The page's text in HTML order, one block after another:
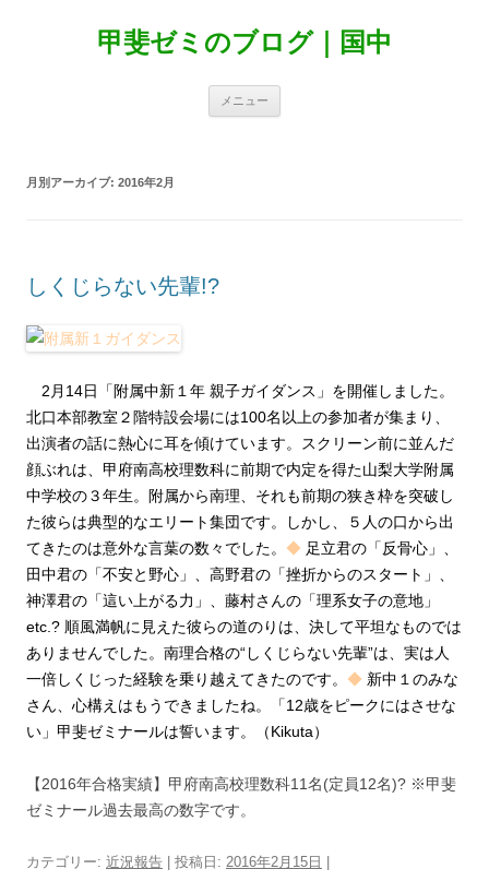
甲斐ゼミのブログ｜国中
メニュー
月別アーカイブ: 2016年2月
しくじらない先輩!?
2月14日「附属中新１年 親子ガイダンス」を開催しました。
北口本部教室２階特設会場には100名以上の参加者が集まり、
出演者の話に熱心に耳を傾けています。スクリーン前に並んだ
顔ぶれは、甲府南高校理数科に前期で内定を得た山梨大学附属
中学校の３年生。附属から南理、それも前期の狭き枠を突破し
た彼らは典型的なエリート集団です。しかし、５人の口から出
てきたのは意外な言葉の数々でした。 ◆ 足立君の「反骨心」、
田中君の「不安と野心」、高野君の「挫折からのスタート」、
神澤君の「這い上がる力」、藤村さんの「理系女子の意地」
etc.? 順風満帆に見えた彼らの道のりは、決して平坦なものでは
ありませんでした。南理合格の“しくじらない先輩”は、実は人
一倍しくじった経験を乗り越えてきたのです。 ◆ 新中１のみな
さん、心構えはもうできましたね。「12歳をピークにはさせな
い」甲斐ゼミナールは誓います。（Kikuta）
【2016年合格実績】甲府南高校理数科11名(定員12名)? ※甲斐
ゼミナール過去最高の数字です。
カテゴリー: 近況報告 | 投稿日: 2016年2月15日